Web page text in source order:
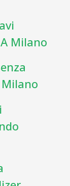
Milano